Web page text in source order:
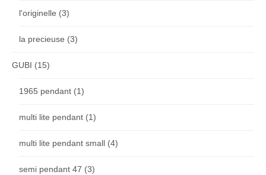
l'originelle (3)
la precieuse (3)
GUBI (15)
1965 pendant (1)
multi lite pendant (1)
multi lite pendant small (4)
semi pendant 47 (3)